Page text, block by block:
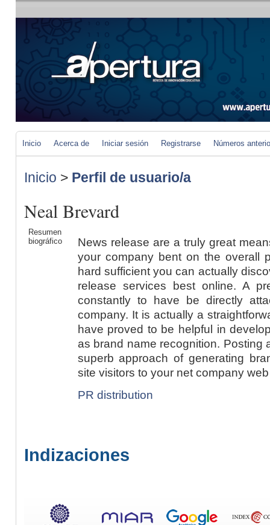
Inicio Acerca de Iniciar sesión Registrarse Números
Inicio > Perfil de usuario/a
Neal Brevard
Resumen
biográfico
News release are a truly great
your company bent on the overall
hard sufficient you can actually
release services best online. A
constantly to have be directly
company. It is actually a
have proved to be helpful in
as brand name recognition. Posting
superb approach of generating
site visitors to your net company
PR distribution
Indizaciones